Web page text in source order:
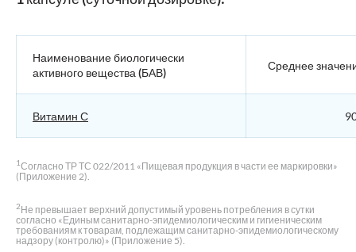
Наименование биологически
активного вещества (БАВ)
Среднее
Витамин С
1Согласно ТР ТС 022/2011 «Пищевая продукция в части ее маркировки»
(Приложение 2).
2Не превышает верхний допустимый уровень потребления в сутки
согласно «Единым санитарно-эпидемиологическим и гигиеническим
требованиям к товарам, подлежащим санитарно-эпидемиологическому
надзору (контролю)» (Приложение 5).